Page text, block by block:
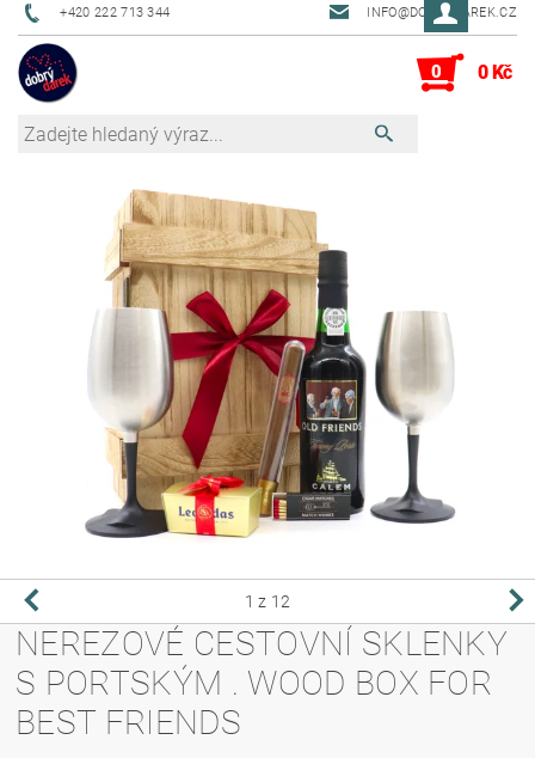
+420 222 713 344 INFO@DOBRYDAREK.CZ
0 0 Kč
1 z 12
NEREZOVÉ CESTOVNÍ SKLENKY
S PORTSKÝM . WOOD BOX FOR
BEST FRIENDS